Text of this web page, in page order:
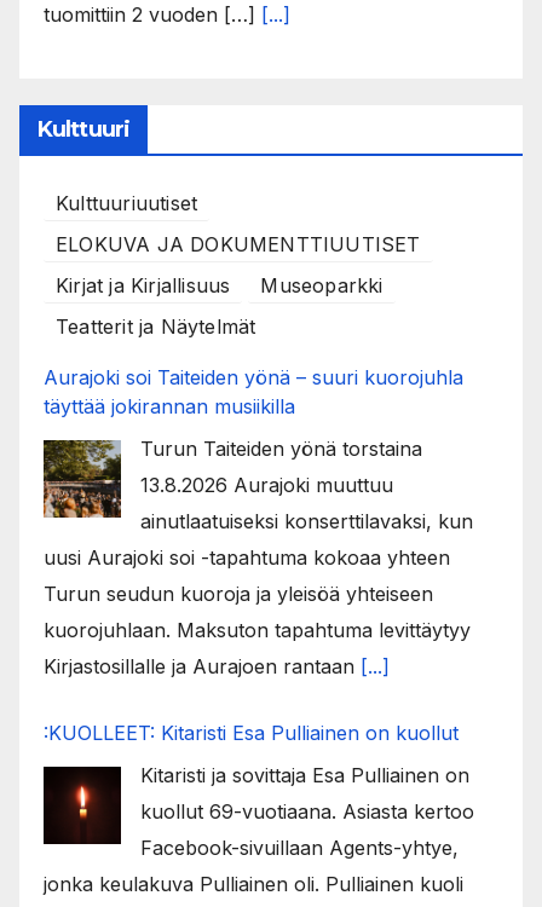
tuomittiin 2 vuoden […] [...]
Kulttuuri
Kulttuuriuutiset
ELOKUVA JA DOKUMENTTIUUTISET
Kirjat ja Kirjallisuus
Museoparkki
Teatterit ja Näytelmät
Aurajoki soi Taiteiden yönä – suuri kuorojuhla
täyttää jokirannan musiikilla
Turun Taiteiden yönä torstaina
13.8.2026 Aurajoki muuttuu
ainutlaatuiseksi konserttilavaksi, kun
uusi Aurajoki soi -tapahtuma kokoaa yhteen
Turun seudun kuoroja ja yleisöä yhteiseen
kuorojuhlaan. Maksuton tapahtuma levittäytyy
Kirjastosillalle ja Aurajoen rantaan [...]
:KUOLLEET: Kitaristi Esa Pulliainen on kuollut
Kitaristi ja sovittaja Esa Pulliainen on
kuollut 69-vuotiaana. Asiasta kertoo
Facebook-sivuillaan Agents-yhtye,
jonka keulakuva Pulliainen oli. Pulliainen kuoli